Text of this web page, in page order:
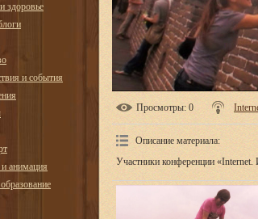
здоровье
и события
анимация
Просмотры: 0
Описание материала:
Участники конференции